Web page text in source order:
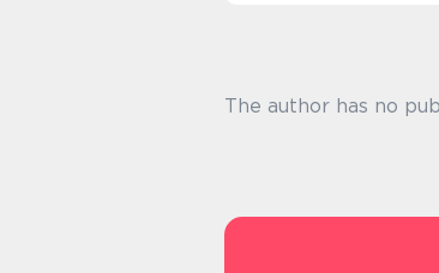
The author has no